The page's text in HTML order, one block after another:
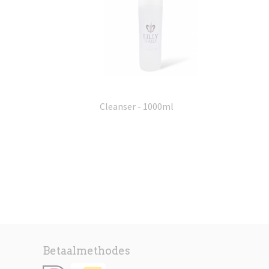
Cleanser - 1000ml
Betaalmethodes